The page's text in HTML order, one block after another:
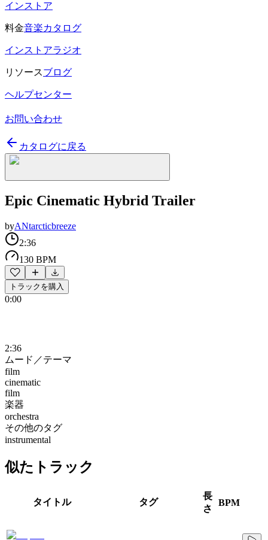
インストア
料金音楽カタログ
インストアラジオ
リソースブログ
ヘルプセンター
お問い合わせ
カタログに戻る
Epic Cinematic Hybrid Trailer
byANtarcticbreeze
2:36
130 BPM
トラックを購入
0:00
2:36
ムード／テーマ
film
cinematic
film
楽器
orchestra
その他のタグ
instrumental
似たトラック
タイトル タグ
長
さ
BPM